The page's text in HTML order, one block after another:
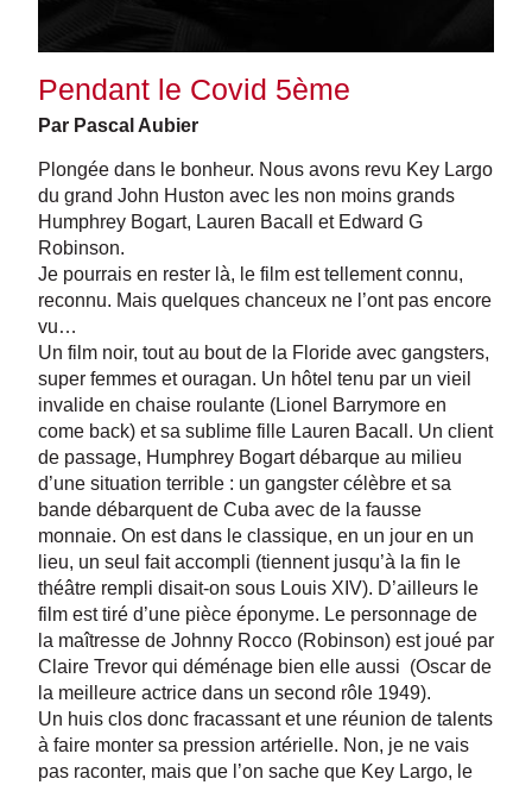
Pendant le Covid 5ème
Par Pascal Aubier
Plongée dans le bonheur. Nous avons revu Key Largo
du grand John Huston avec les non moins grands
Humphrey Bogart, Lauren Bacall et Edward G
Robinson.
Je pourrais en rester là, le film est tellement connu,
reconnu. Mais quelques chanceux ne l’ont pas encore
vu…
Un film noir, tout au bout de la Floride avec gangsters,
super femmes et ouragan. Un hôtel tenu par un vieil
invalide en chaise roulante (Lionel Barrymore en
come back) et sa sublime fille Lauren Bacall. Un client
de passage, Humphrey Bogart débarque au milieu
d’une situation terrible : un gangster célèbre et sa
bande débarquent de Cuba avec de la fausse
monnaie. On est dans le classique, en un jour en un
lieu, un seul fait accompli (tiennent jusqu’à la fin le
théâtre rempli disait-on sous Louis XIV). D’ailleurs le
film est tiré d’une pièce éponyme. Le personnage de
la maîtresse de Johnny Rocco (Robinson) est joué par
Claire Trevor qui déménage bien elle aussi (Oscar de
la meilleure actrice dans un second rôle 1949).
Un huis clos donc fracassant et une réunion de talents
à faire monter sa pression artérielle. Non, je ne vais
pas raconter, mais que l’on sache que Key Largo, le